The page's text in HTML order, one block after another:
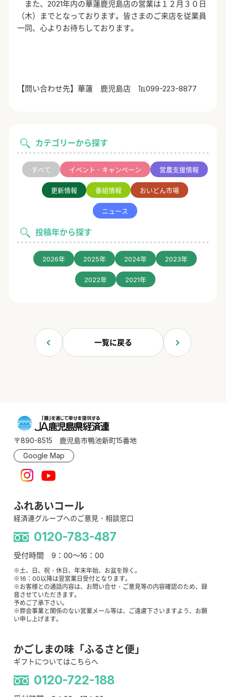
カテゴリーから探す
すべて イベント・キャンペーン 営農支援情報
更新情報 番組情報 おいどん市場
ニュース
投稿年から探す
2026年 2025年 2024年 2023年
2022年 2021年
また、2021年内の華蓮鹿児島店の営業は１２月３０日
（木）までとなっております。皆さまのご来店を従業員
一同、心よりお待ちしております。
【問い合わせ先】華蓮 鹿児島店 ℡099-223-8877
一覧に戻る
〒890-8515 鹿児島市鴨池新町15番地
Google Map
ふれあいコール
経済連グループへのご意見・相談窓口
0120-783-487
受付時間 9：00～16：00
※土、日、祝・休日、年末年始、お盆を除く。
※16：00以降は翌営業日受付となります。
※お客様との通話内容は、お問い合せ・ご意見等の内容確認のため、録
音させていただきます。
予めご了承下さい。
※弊会事業と関係のない営業メール等は、ご遠慮下さいますよう、お願
い申し上げます。
かごしまの味「ふるさと便」
ギフトについてはこちらへ
0120-722-188